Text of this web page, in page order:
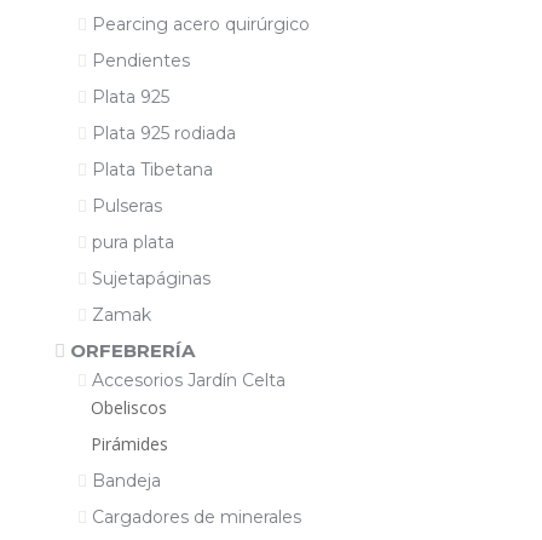
Pearcing acero quirúrgico
Pendientes
Plata 925
Plata 925 rodiada
Plata Tibetana
Pulseras
pura plata
Sujetapáginas
Zamak
ORFEBRERÍA
Accesorios Jardín Celta
Obeliscos
Pirámides
Bandeja
Cargadores de minerales